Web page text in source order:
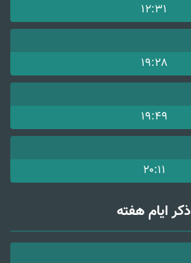
12:31
19:28
19:49
20:11
ذکر ایام هفته